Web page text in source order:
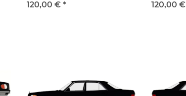
120,00 € *
120,00 €